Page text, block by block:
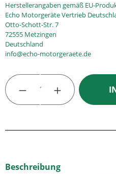
Herstellerangaben gemäß EU-
Echo Motorgeräte Vertrieb
Otto-Schott-Str. 7
72555 Metzingen
Deutschland
info@echo-motorgeraete.de
Produkt Anzahl: Gib
Beschreibung